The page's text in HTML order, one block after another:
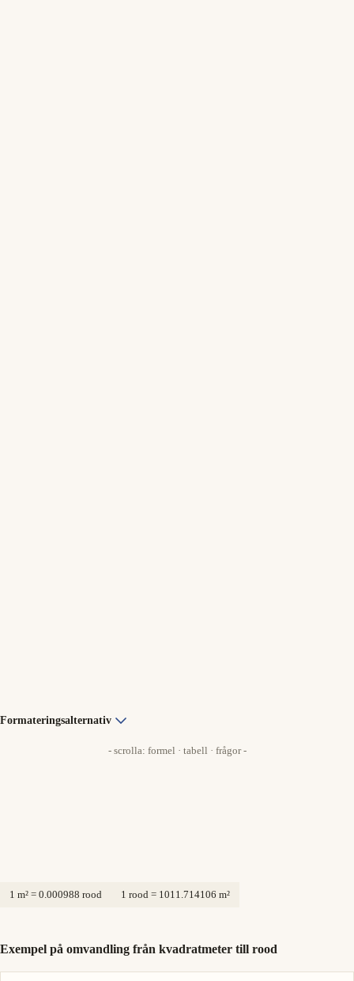
Formateringsalternativ
- scrolla: formel · tabell · frågor -
1 m² = 0.000988 rood 1 rood = 1011.714106 m²
Exempel på omvandling från kvadratmeter till rood